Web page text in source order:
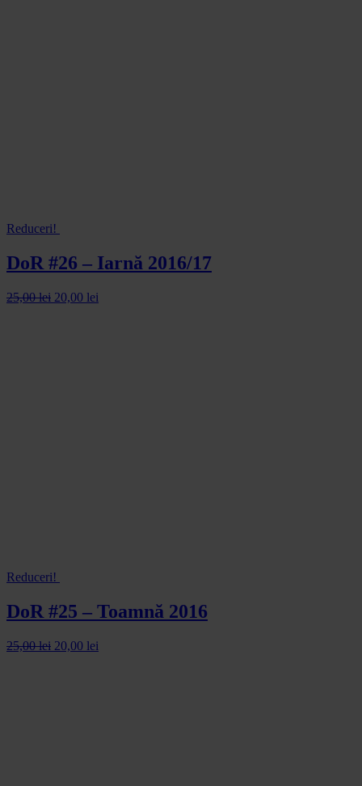
Reduceri!
DoR #26 – Iarnă 2016/17
25,00lei 20,00 lei
Reduceri!
DoR #25 – Toamnă 2016
25,00lei 20,00 lei